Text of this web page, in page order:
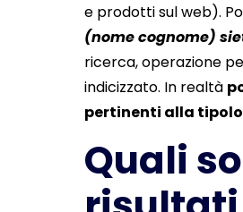
e prodotti sul web).
(nome cognome)
ricerca, operazione
indicizzato. In realtà
pertinenti alla
Quali